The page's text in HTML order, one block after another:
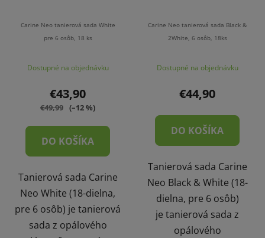
Carine Neo tanierová sada White
pre 6 osôb, 18 ks
Dostupné na objednávku
€43,90
€49,99 (–12 %)
DO KOŠÍKA
Tanierová sada Carine
Neo White (18-dielna,
pre 6 osôb) je tanierová
sada z opálového
Carine Neo tanierová sada Black &
2White, 6 osôb, 18ks
Dostupné na objednávku
€44,90
DO KOŠÍKA
Tanierová sada Carine
Neo Black & White (18-
dielna, pre 6 osôb)
je tanierová sada z
opálového